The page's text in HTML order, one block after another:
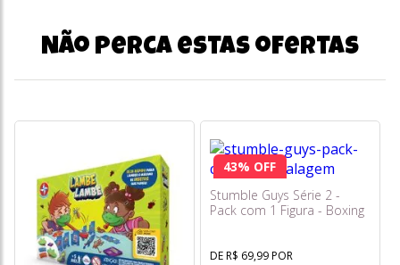
Não perca estas ofertas
43% OFF
Stumble Guys Série 2 -
Pack com 1 Figura - Boxing
DE R$ 69,99 POR